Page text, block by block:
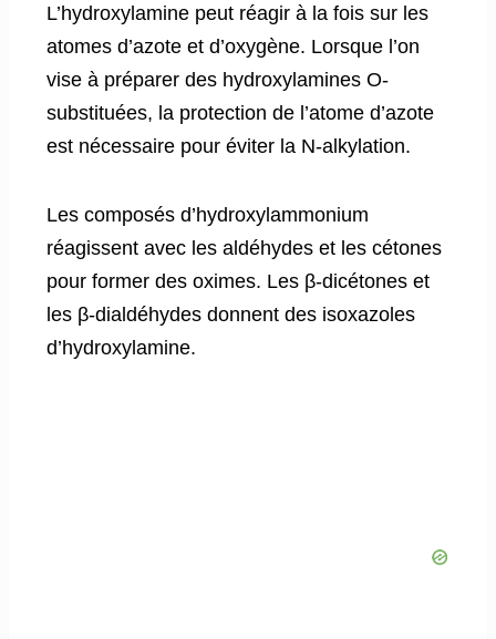
L’hydroxylamine peut réagir à la fois sur les
atomes d’azote et d’oxygène. Lorsque l’on
vise à préparer des hydroxylamines O-
substituées, la protection de l’atome d’azote
est nécessaire pour éviter la N-alkylation.
Les composés d’hydroxylammonium
réagissent avec les aldéhydes et les cétones
pour former des oximes. Les β-dicétones et
les β-dialdéhydes donnent des isoxazoles
d’hydroxylamine.